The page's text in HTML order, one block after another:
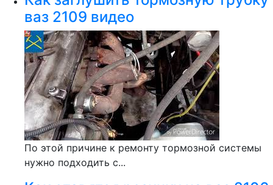
ваз 2109 видео
По этой причине к ремонту тормозной системы
нужно подходить с...